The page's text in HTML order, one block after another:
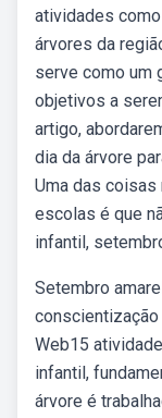
atividades
árvores da
serve como um
objetivos a
artigo,
dia da árvore
Uma das
escolas é que
infantil,
Setembro
Web15
infantil,
árvore é